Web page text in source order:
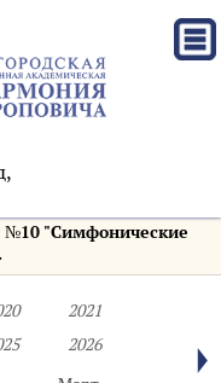
"Симфонические
2021
2026